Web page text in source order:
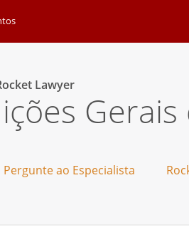
Lawyer
Gerais
Pergunte ao Especialista